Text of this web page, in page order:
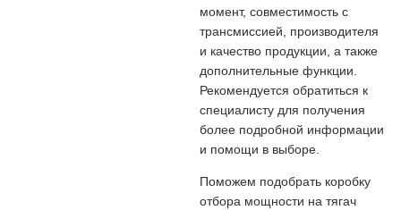
момент, совместимость с
трансмиссией, производителя
и качество продукции, а также
дополнительные функции.
Рекомендуется обратиться к
специалисту для получения
более подробной информации
и помощи в выборе.
Поможем подобрать коробку
отбора мощности на тягач